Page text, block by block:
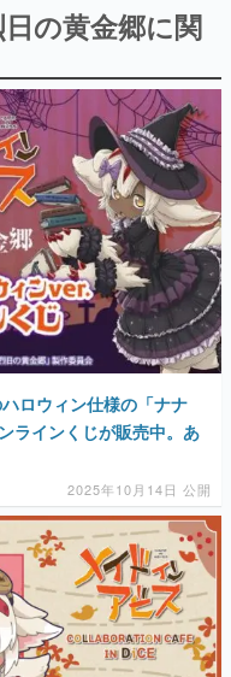
ゲームの魅力を画面や操作の
いく、硬派で骨太な評論連載
ス」… ゲームにまつわる言葉
ピューター文化史研究家・タ
の黄金郷に関
ロウィン仕様の「ナナ
ラインくじが販売中。あ
2025年10月14日 公開